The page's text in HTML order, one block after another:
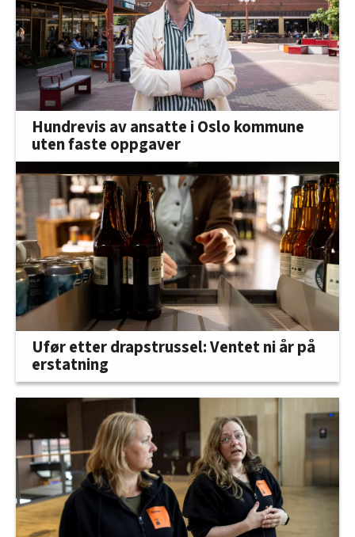
Hundrevis av ansatte i Oslo kommune
uten faste oppgaver
Ufør etter drapstrussel: Ventet ni år på
erstatning